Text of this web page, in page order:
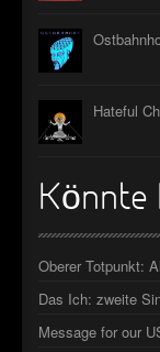
Hateful
Könnte
Oberer Totpunkt:
Das Ich: zweite
Message for our